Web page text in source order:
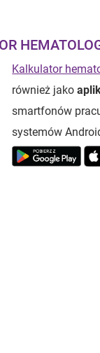
Kalkulator
również jako
smartfonów
systemów